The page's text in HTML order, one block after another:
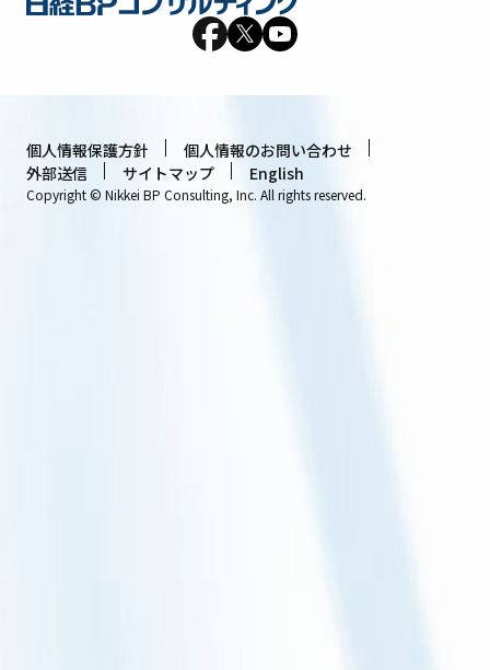
個人情報保護方針
個人情報のお問い合わせ
外部送信
サイトマップ English
Copyright © Nikkei BP Consulting, Inc. All rights reserved.